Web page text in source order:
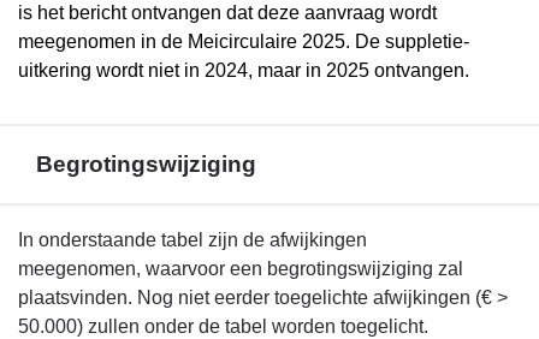
is het bericht ontvangen dat deze aanvraag wordt
meegenomen in de Meicirculaire 2025. De suppletie-
uitkering wordt niet in 2024, maar in 2025 ontvangen.
Begrotingswijziging
Terug
naar
navigatie
In onderstaande tabel zijn de afwijkingen
meegenomen, waarvoor een begrotingswijziging zal
plaatsvinden. Nog niet eerder toegelichte afwijkingen (€ >
50.000) zullen onder de tabel worden toegelicht.